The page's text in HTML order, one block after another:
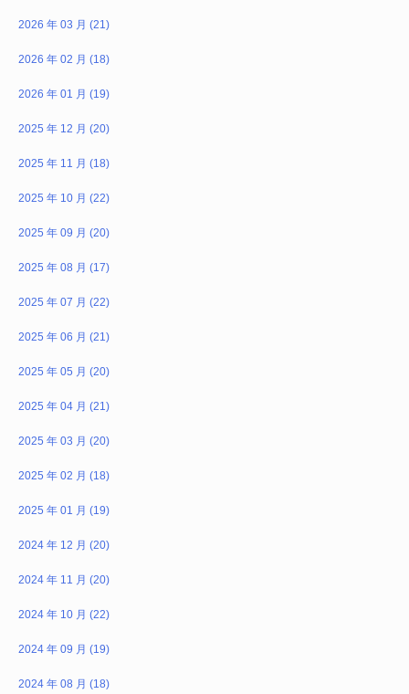
2026 年 03 月 (21)
2026 年 02 月 (18)
2026 年 01 月 (19)
2025 年 12 月 (20)
2025 年 11 月 (18)
2025 年 10 月 (22)
2025 年 09 月 (20)
2025 年 08 月 (17)
2025 年 07 月 (22)
2025 年 06 月 (21)
2025 年 05 月 (20)
2025 年 04 月 (21)
2025 年 03 月 (20)
2025 年 02 月 (18)
2025 年 01 月 (19)
2024 年 12 月 (20)
2024 年 11 月 (20)
2024 年 10 月 (22)
2024 年 09 月 (19)
2024 年 08 月 (18)